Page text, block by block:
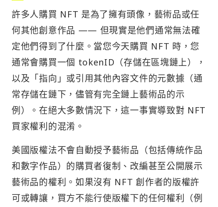
許多人購買 NFT 是為了擁有頭像，藝術品或任
何其他創意作品 —— 但現實是他們通常無法確
定他們得到了什麼。當您今天購買 NFT 時，您
通常會購買一個 tokenID（存儲在區塊鏈上），
以及「指向」或引用其他內容文件的元數據（通
常存儲在鏈下，儘管有完全鏈上藝術品的示
例）。在絕大多數情況下，這一事實導致對 NFT
買家權利的混淆。
美國版權法不會自動授予藝術品（包括傳統作品
和數字作品）的購買者復制、改編甚至公開展示
藝術品的權利。如果沒有 NFT 創作者的版權許
可或轉讓，買方不能行使版權下的任何權利（例